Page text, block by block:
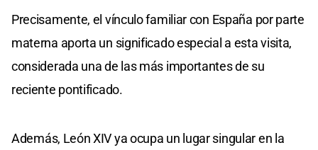
Precisamente, el vínculo familiar con España por parte
materna aporta un significado especial a esta visita,
considerada una de las más importantes de su
reciente pontificado.
Además, León XIV ya ocupa un lugar singular en la